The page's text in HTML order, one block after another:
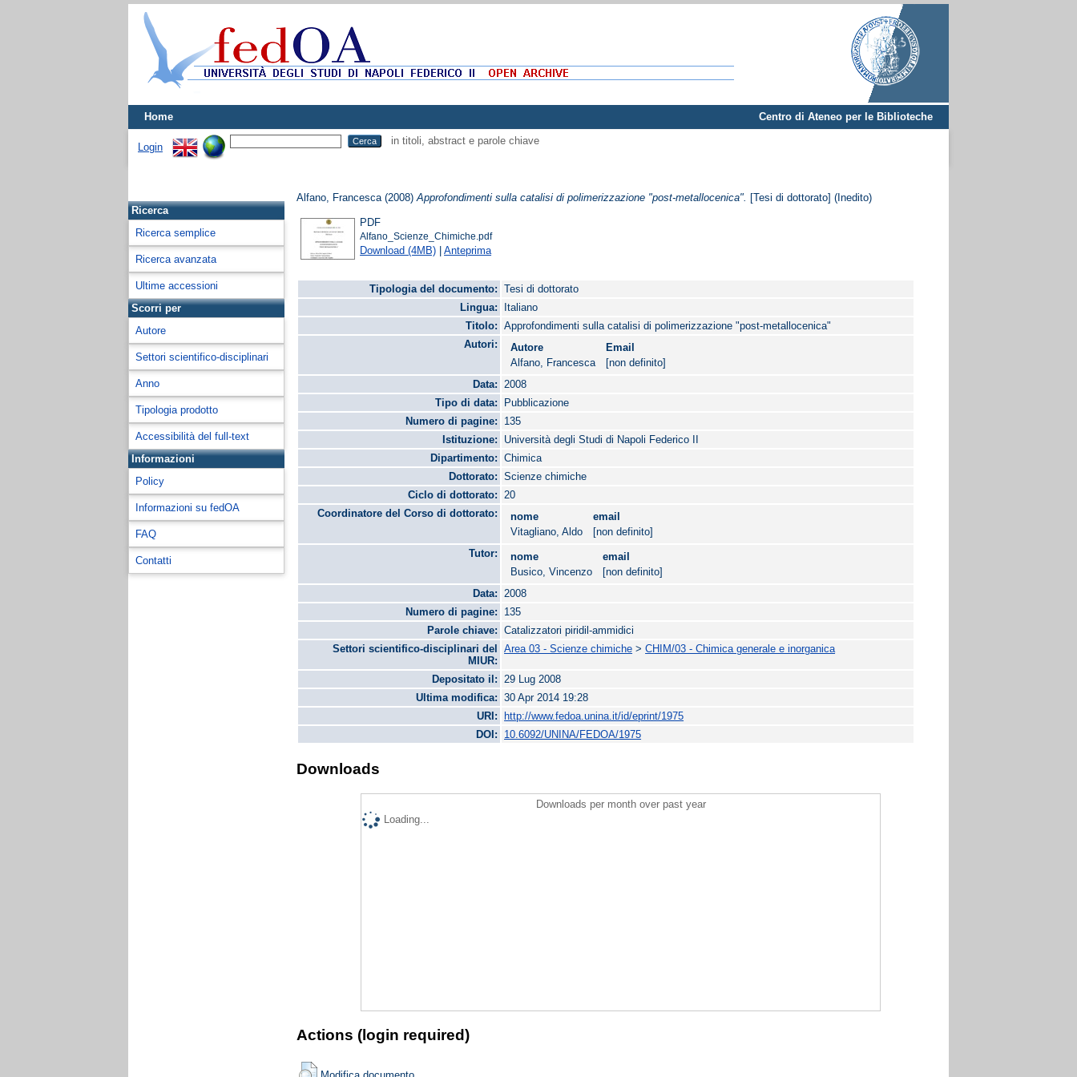
Home Centro di Ateneo per le Biblioteche
Login
in titoli, abstract e parole chiave
Ricerca
Ricerca semplice
Ricerca avanzata
Ultime accessioni
Scorri per
Autore
Settori scientifico-disciplinari
Anno
Tipologia prodotto
Accessibilità del full-text
Informazioni
Policy
Informazioni su fedOA
FAQ
Contatti
Alfano, Francesca (2008)Approfondimenti sulla catalisi di polimerizzazione "post-metallocenica". [Tesi di dottorato] (Inedito)
PDF
Alfano_Scienze_Chimiche.pdf
Download (4MB) |Anteprima
Tipologia del documento:
Tesi di dottorato
Lingua:
Italiano
Titolo:
Approfondimenti sulla catalisi di polimerizzazione "post-metallocenica"
Autori:
Autore
Email
Alfano, Francesca
[non definito]
Data:
2008
Tipo di data:
Pubblicazione
Numero di pagine:
135
Istituzione:
Università degli Studi di Napoli Federico II
Dipartimento:
Chimica
Dottorato:
Scienze chimiche
Ciclo di dottorato:
20
Coordinatore del Corso di dottorato:
nome
email
Vitagliano, Aldo
[non definito]
Tutor:
nome
email
Busico, Vincenzo
[non definito]
Data:
2008
Numero di pagine:
135
Parole chiave:
Catalizzatori piridil-ammidici
Settori scientifico-disciplinari del
MIUR:
Area 03 - Scienze chimiche >CHIM/03 - Chimica generale e inorganica
Depositato il:
29 Lug 2008
Ultima modifica:
30 Apr 2014 19:28
URI:
http://www.fedoa.unina.it/id/eprint/1975
DOI:
10.6092/UNINA/FEDOA/1975
Downloads
Downloads per month over past year
Loading...
Actions (login required)